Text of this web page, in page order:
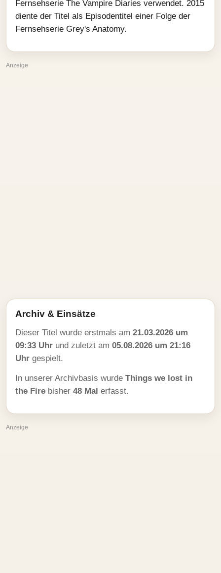
Fernsehserie The Vampire Diaries verwendet. 2015
diente der Titel als Episodentitel einer Folge der
Fernsehserie Grey's Anatomy.
Anzeige
Archiv & Einsätze
Dieser Titel wurde erstmals am 21.03.2026 um
09:33 Uhr und zuletzt am 05.08.2026 um 21:16
Uhr gespielt.
In unserer Archivbasis wurde Things we lost in
the Fire bisher 48 Mal erfasst.
Anzeige